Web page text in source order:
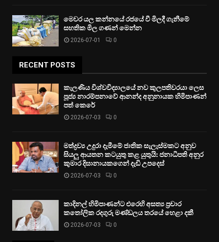
මෙවර යල කන්නයේ රජයේ වී මිලදී ගැනීමේ
සහතික මිල ගණන් මෙන්න
2026-07-01 0
RECENT POSTS
කැලණිය විශ්වවිද්‍යාලයේ නව කුලපතිවරයා ලෙස
පූජ්‍ය නාරම්පනාවේ ආනන්ද අනුනායක හිමිපාණන්
පත් කෙරේ
2026-07-03 0
මත්ද්‍රව්‍ය උදුරා දැමීමේ ජාතික සැලැස්මකට අනුව
සියලු ආයතන කටයුතු කළ යුතුයි: ජනාධිපති අනුර
කුමාර දිසානායකගෙන් දැඩි උපදෙස්
2026-07-03 0
කාදිනල් හිමිපාණන්ට එරෙහි අසත්‍ය ප්‍රචාර
කතෝලික රදගුරු මණ්ඩලය තරයේ හෙළා දකී
2026-07-03 0